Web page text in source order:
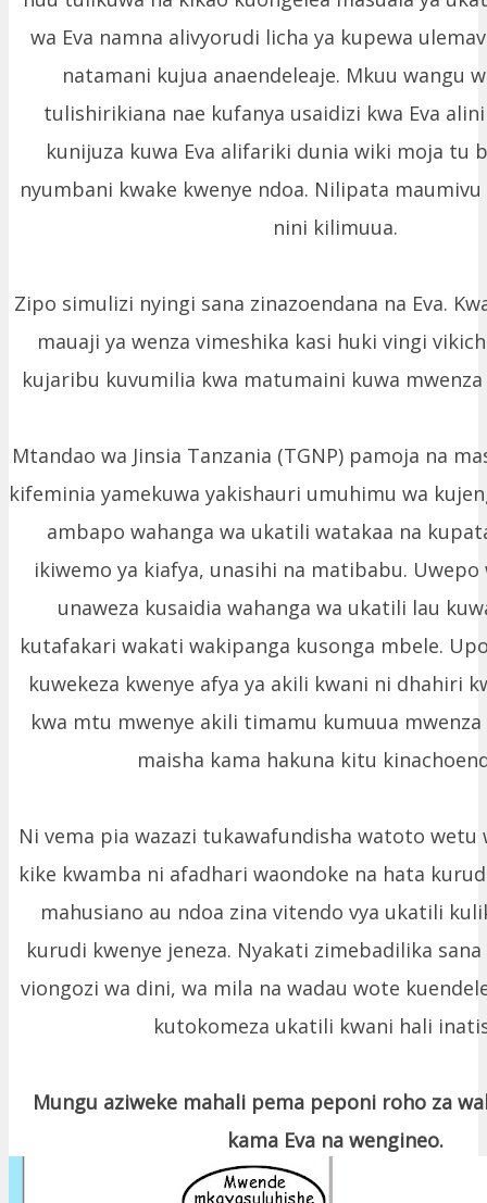
wa Eva namna alivyorudi licha ya kupewa
natamani kujua anaendeleaje. Mkuu wangu
tulishirikiana nae kufanya usaidizi kwa Eva
kunijuza kuwa Eva alifariki dunia wiki moja tu
nyumbani kwake kwenye ndoa. Nilipata
nini kilimuua.
Zipo simulizi nyingi sana zinazoendana na Eva.
mauaji ya wenza vimeshika kasi huki vingi
kujaribu kuvumilia kwa matumaini kuwa
Mtandao wa Jinsia Tanzania (TGNP) pamoja na
kifeminia yamekuwa yakishauri umuhimu wa
ambapo wahanga wa ukatili watakaa na
ikiwemo ya kiafya, unasihi na matibabu. Uwepo
unaweza kusaidia wahanga wa ukatili lau
kutafakari wakati wakipanga kusonga mbele.
kuwekeza kwenye afya ya akili kwani ni dhahiri
kwa mtu mwenye akili timamu kumuua mwenza
maisha kama hakuna kitu
Ni vema pia wazazi tukawafundisha watoto wetu
kike kwamba ni afadhari waondoke na hata
mahusiano au ndoa zina vitendo vya ukatili
kurudi kwenye jeneza. Nyakati zimebadilika
viongozi wa dini, wa mila na wadau wote
kutokomeza ukatili kwani hali
Mungu aziweke mahali pema peponi roho za
kama Eva na wengineo.